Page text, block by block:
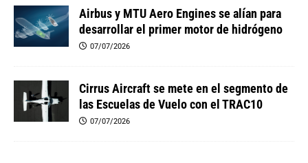
Airbus y MTU Aero Engines se alían para
desarrollar el primer motor de hidrógeno
07/07/2026
Cirrus Aircraft se mete en el segmento de
las Escuelas de Vuelo con el TRAC10
07/07/2026